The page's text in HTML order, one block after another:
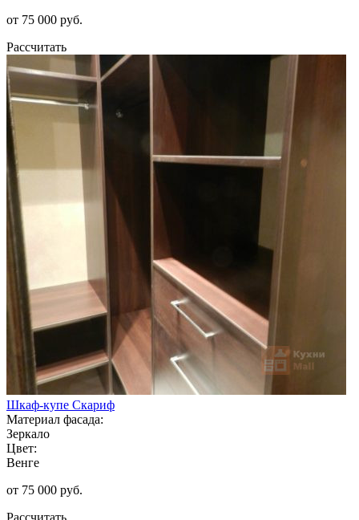
от 75 000 руб.
Рассчитать
Шкаф-купе Скариф
Материал фасада:
Зеркало
Цвет:
Венге
от 75 000 руб.
Рассчитать